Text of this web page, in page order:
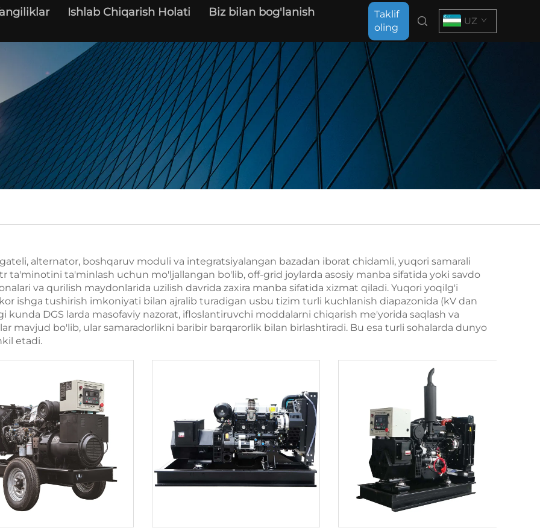
Ishlab Chiqarish Holati Biz bilan bog'lanish
Taklif
oling
UZ
alternator, boshqaruv moduli va integratsiyalangan bazadan iborat chidamli, yuqori samarali
ta'minotini ta'minlash uchun mo'ljallangan bo'lib, off-grid joylarda asosiy manba sifatida yoki savdo
va qurilish maydonlarida uzilish davrida zaxira manba sifatida xizmat qiladi. Yuqori yoqilg'i
ishga tushirish imkoniyati bilan ajralib turadigan usbu tizim turli kuchlanish diapazonida (kV dan
DGS larda masofaviy nazorat, ifloslantiruvchi moddalarni chiqarish me'yorida saqlash va
mavjud bo'lib, ular samaradorlikni baribir barqarorlik bilan birlashtiradi. Bu esa turli sohalarda dunyo
etadi.